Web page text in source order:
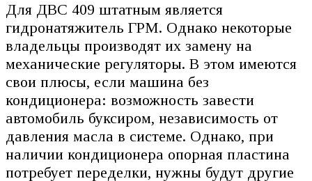
Для ДВС 409 штатным является
гидронатяжитель ГРМ. Однако некоторые
владельцы производят их замену на
механические регуляторы. В этом имеются
свои плюсы, если машина без
кондиционера: возможность завести
автомобиль буксиром, независимость от
давления масла в системе. Однако, при
наличии кондиционера опорная пластина
потребует переделки, нужны будут другие